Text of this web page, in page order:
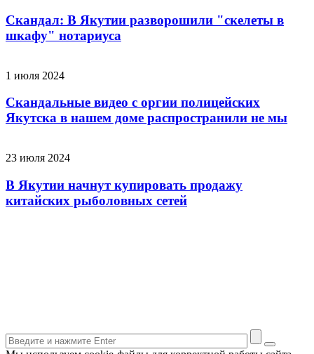
Скандал: В Якутии разворошили "скелеты в
шкафу" нотариуса
1 июля 2024
Скандальные видео с оргии полицейских
Якутска в нашем доме распространили не мы
23 июля 2024
В Якутии начнут купировать продажу
китайских рыболовных сетей